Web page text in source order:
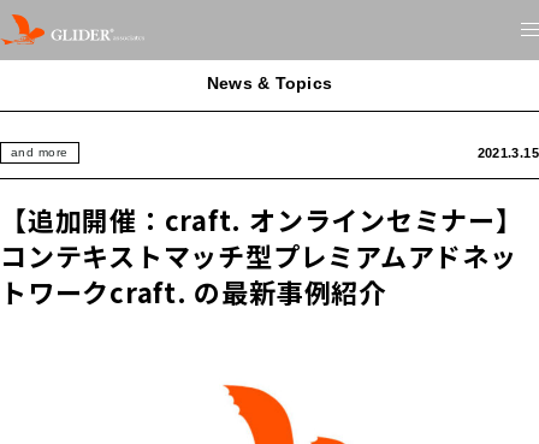
News & Topics
and more 2021.3.15
【追加開催：craft. オンラインセミナー】
コンテキストマッチ型プレミアムアドネッ
トワークcraft. の最新事例紹介